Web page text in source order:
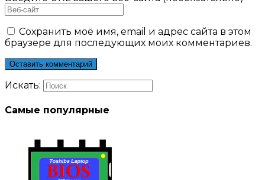
Сохранить моё имя, email и адрес сайта в этом
браузере для последующих моих комментариев.
Искать:
Самые популярные